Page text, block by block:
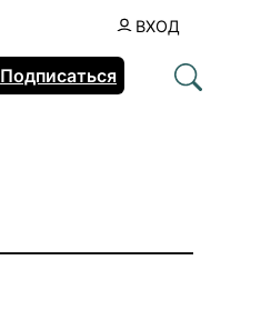
ВХОД
Подписаться